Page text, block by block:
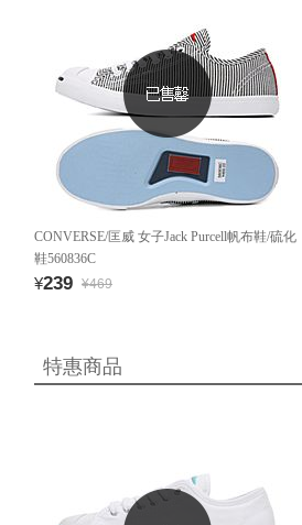
CONVERSE/匡威 女子Jack Purcell帆布鞋/硫化
鞋560836C
¥239 ¥469
特惠商品